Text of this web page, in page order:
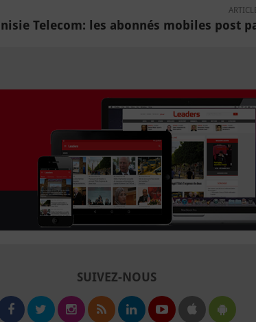
Telecom: les abonnés mobiles post
SUIVEZ-NOUS